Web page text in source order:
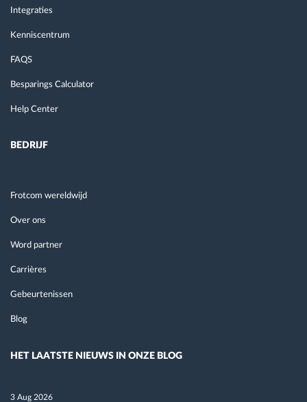
Integraties
Kenniscentrum
FAQS
Besparings Calculator
Help Center
BEDRIJF
Frotcom wereldwijd
Over ons
Word partner
Carrières
Gebeurtenissen
Blog
HET LAATSTE NIEUWS IN ONZE BLOG
3 Aug 2026